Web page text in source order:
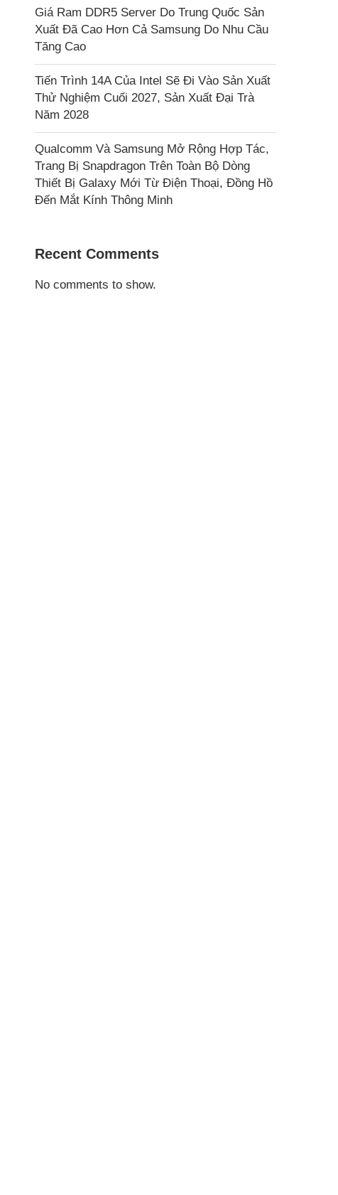
Giá Ram DDR5 Server Do Trung Quốc Sản
Xuất Đã Cao Hơn Cả Samsung Do Nhu Cầu
Tăng Cao
Tiến Trình 14A Của Intel Sẽ Đi Vào Sản Xuất
Thử Nghiệm Cuối 2027, Sản Xuất Đại Trà
Năm 2028
Qualcomm Và Samsung Mở Rộng Hợp Tác,
Trang Bị Snapdragon Trên Toàn Bộ Dòng
Thiết Bị Galaxy Mới Từ Điện Thoại, Đồng Hồ
Đến Mắt Kính Thông Minh
Recent Comments
No comments to show.